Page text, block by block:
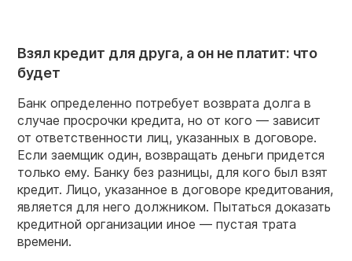
Взял кредит для друга, а он не платит: что
будет
Банк определенно потребует возврата долга в
случае просрочки кредита, но от кого — зависит
от ответственности лиц, указанных в договоре.
Если заемщик один, возвращать деньги придется
только ему. Банку без разницы, для кого был взят
кредит. Лицо, указанное в договоре кредитования,
является для него должником. Пытаться доказать
кредитной организации иное — пустая трата
времени.